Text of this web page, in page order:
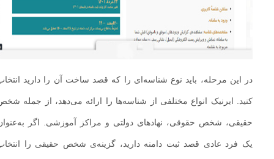
در این مرحله، باید نوع شناسه‌ای را که قصد ساخت آن را دارید انتخاب
کنید. ایرنیک انواع مختلفی از شناسه‌ها را ارائه می‌دهد، از جمله شخص
حقیقی، شخص حقوقی، نهادهای دولتی و مراکز آموزشی. اگر به‌عنوان
یک فرد عادی قصد ثبت دامنه دارید، گزینه‌ی شخص حقیقی را انتخاب